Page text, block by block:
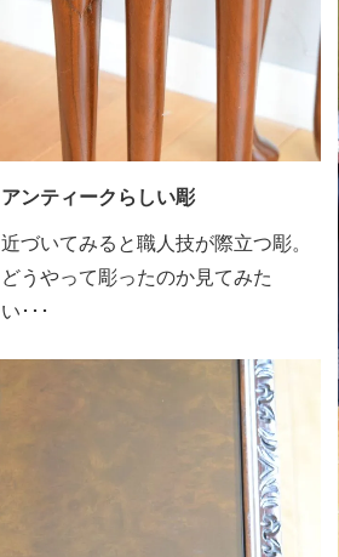
アンティークらしい彫
近づいてみると職人技が際立つ彫。
どうやって彫ったのか見てみた
い･･･